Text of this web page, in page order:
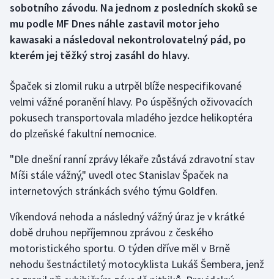
Florbal
Futsal
Gymnastika
Házená
Jezdectví
Judo
Krasobruslení
Lezení
Lyže a snowboard
sobotního závodu. Na jednom z posledních skoků se
mu podle MF Dnes náhle zastavil motor jeho
kawasaki a následoval nekontrolovatelný pád, po
kterém jej těžký stroj zasáhl do hlavy.
Špaček si zlomil ruku a utrpěl blíže nespecifikované
velmi vážné poranění hlavy. Po úspěšných oživovacích
pokusech transportovala mladého jezdce helikoptéra
do plzeňské fakultní nemocnice.
"Dle dnešní ranní zprávy lékaře zůstává zdravotní stav
Míši stále vážný," uvedl otec Stanislav Špaček na
internetových stránkách svého týmu Goldfen.
Víkendová nehoda a následný vážný úraz je v krátké
době druhou nepříjemnou zprávou z českého
motoristického sportu. O týden dříve měl v Brně
nehodu šestnáctiletý motocyklista Lukáš Šembera, jenž